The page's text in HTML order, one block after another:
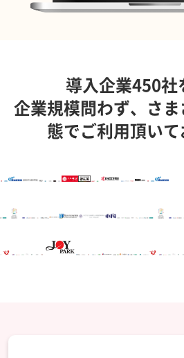
導入企業450社
企業規模問わず、さ
態でご利用頂いて